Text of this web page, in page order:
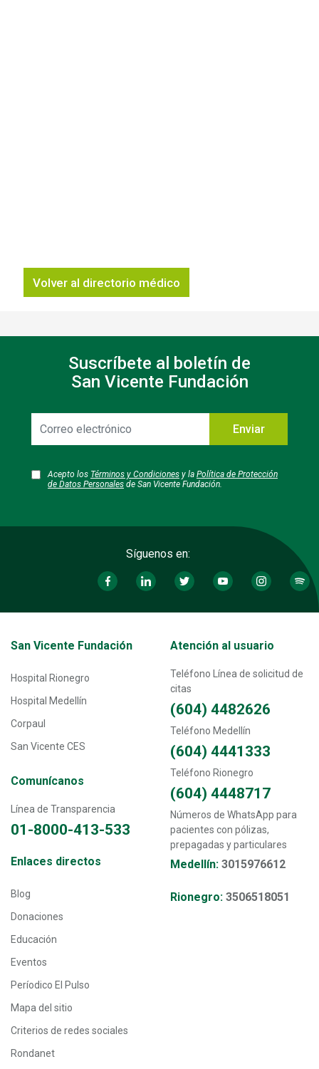
Volver al directorio médico
Suscríbete al boletín de
San Vicente Fundación
electrónico
Acepto los Términos y Condiciones y la Política de Protección
de Datos Personales de San Vicente Fundación.
Enviar
Síguenos en:
Transversal - Menú San Vicente fundación footer
San Vicente Fundación
Hospital Rionegro
Hospital Medellín
Corpaul
San Vicente CES
Comunícanos
Línea de Transparencia
01-8000-413-533
Atención al usuario
Teléfono Línea de solicitud de
citas
(604) 4482626
Teléfono Medellín
(604) 4441333
Teléfono Rionegro
(604) 4448717
Números de WhatsApp para
pacientes con pólizas,
prepagadas y particulares
Medellín: 3015976612
Rionegro: 3506518051
Transversal - Menú enlaces directos footer
Enlaces directos
Blog
Donaciones
Educación
Eventos
Períodico El Pulso
Mapa del sitio
Criterios de redes sociales
Rondanet